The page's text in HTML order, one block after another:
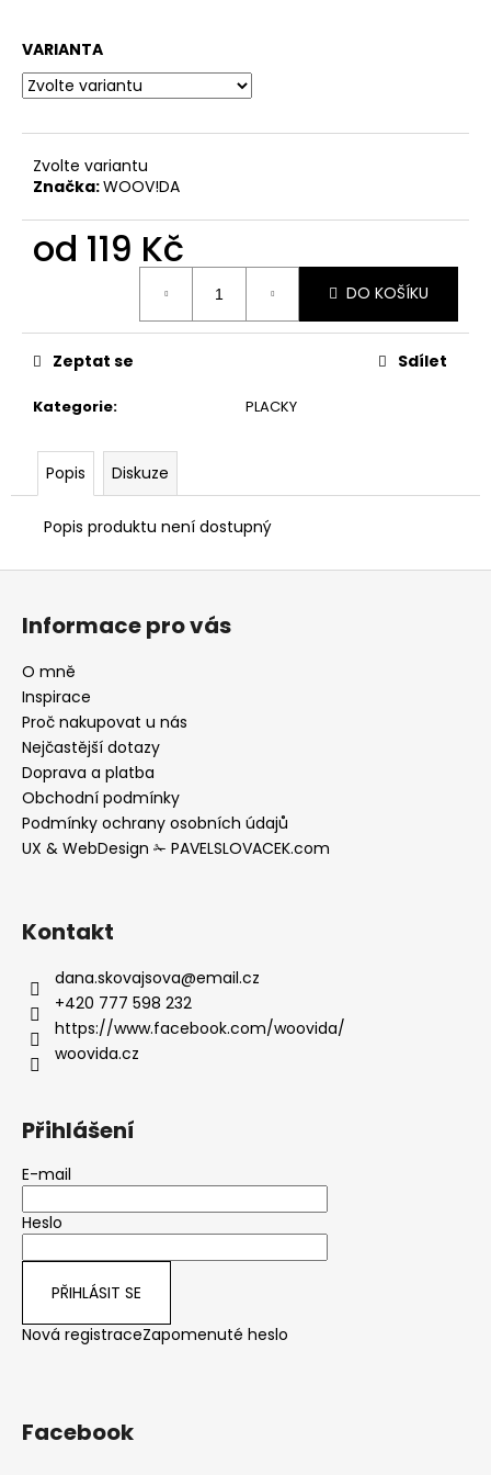
VARIANTA
Zvolte variantu
Značka:WOOV!DA
od 119 Kč
DO KOŠÍKU
Kategorie: PLACKY
Zeptat se Sdílet
Popis Diskuze
Popis produktu není dostupný
j
e
m
REFLEXNÍ
BULDOK
119
Z
Informace pro vás
O mně
Inspirace
Proč nakupovat u nás
Nejčastější dotazy
Doprava a platba
Obchodní podmínky
Podmínky ochrany osobních údajů
UX & WebDesign ✁ PAVELSLOVACEK.com
Kontakt
dana.skovajsova@email.cz
+420 777 598 232
https://www.facebook.com/woovida/
woovida.cz
Přihlášení
E-mail
Heslo
PŘIHLÁSIT SE
Nová registraceZapomenuté heslo
Facebook